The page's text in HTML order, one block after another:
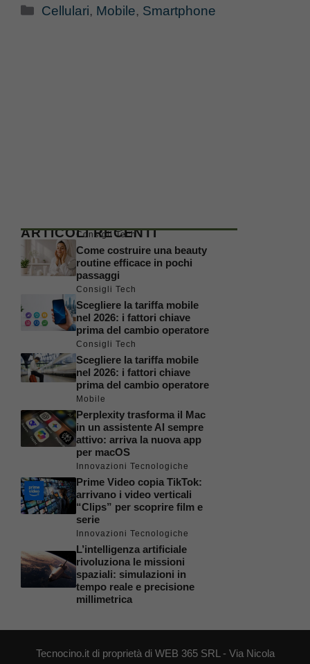
Categorie
Cellulari, Mobile, Smartphone
ARTICOLI RECENTI
Consigli Tech
Come costruire una beauty
routine efficace in pochi
passaggi
Consigli Tech
Scegliere la tariffa mobile
nel 2026: i fattori chiave
prima del cambio operatore
Consigli Tech
Scegliere la tariffa mobile
nel 2026: i fattori chiave
prima del cambio operatore
Mobile
Perplexity trasforma il Mac
in un assistente AI sempre
attivo: arriva la nuova app
per macOS
Innovazioni Tecnologiche
Prime Video copia TikTok:
arrivano i video verticali
“Clips” per scoprire film e
serie
Innovazioni Tecnologiche
L’intelligenza artificiale
rivoluziona le missioni
spaziali: simulazioni in
tempo reale e precisione
millimetrica
Tecnocino.it di proprietà di WEB 365 SRL - Via Nicola